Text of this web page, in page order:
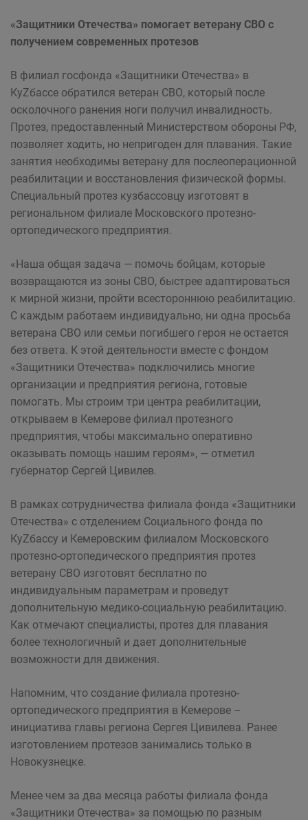
«Защитники Отечества» помогает ветерану СВО с
получением современных протезов
В филиал госфонда «Защитники Отечества» в
КуZбассе обратился ветеран СВО, который после
осколочного ранения ноги получил инвалидность.
Протез, предоставленный Министерством обороны РФ,
позволяет ходить, но непригоден для плавания. Такие
занятия необходимы ветерану для послеоперационной
реабилитации и восстановления физической формы.
Специальный протез кузбассовцу изготовят в
региональном филиале Московского протезно-
ортопедического предприятия.
«Наша общая задача — помочь бойцам, которые
возвращаются из зоны СВО, быстрее адаптироваться
к мирной жизни, пройти всестороннюю реабилитацию.
С каждым работаем индивидуально, ни одна просьба
ветерана СВО или семьи погибшего героя не остается
без ответа. К этой деятельности вместе с фондом
«Защитники Отечества» подключились многие
организации и предприятия региона, готовые
помогать. Мы строим три центра реабилитации,
открываем в Кемерове филиал протезного
предприятия, чтобы максимально оперативно
оказывать помощь нашим героям», — отметил
губернатор Сергей Цивилев.
В рамках сотрудничества филиала фонда «Защитники
Отечества» с отделением Социального фонда по
КуZбассу и Кемеровским филиалом Московского
протезно-ортопедического предприятия протез
ветерану СВО изготовят бесплатно по
индивидуальным параметрам и проведут
дополнительную медико-социальную реабилитацию.
Как отмечают специалисты, протез для плавания
более технологичный и дает дополнительные
возможности для движения.
Напомним, что создание филиала протезно-
ортопедического предприятия в Кемерове –
инициатива главы региона Сергея Цивилева. Ранее
изготовлением протезов занимались только в
Новокузнецке.
Менее чем за два месяца работы филиала фонда
«Защитники Отечества» за помощью по разным